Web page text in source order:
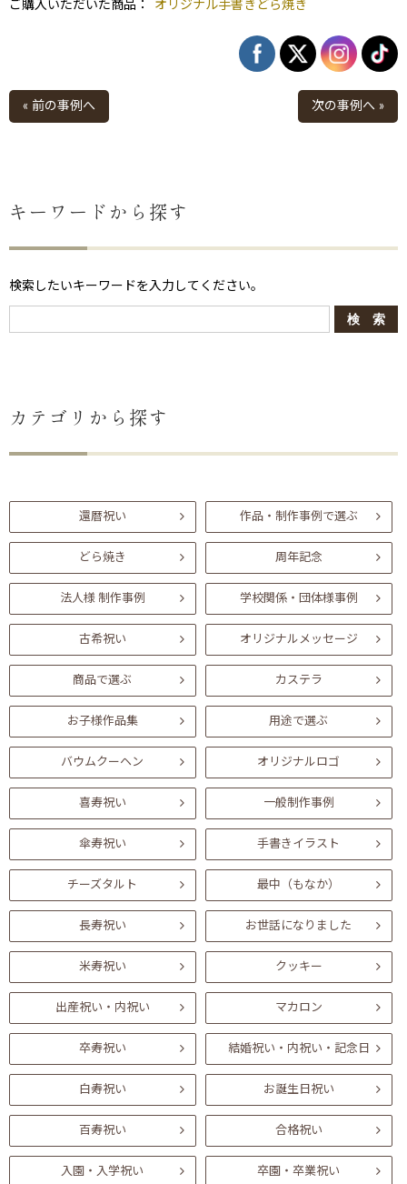
ご購入いただいた商品： オリジナル手書きどら焼き
« 前の事例へ 次の事例へ »
キーワードから探す
検索したいキーワードを入力してください。
カテゴリから探す
還暦祝い 作品・制作事例で選ぶ
どら焼き 周年記念
法人様 制作事例 学校関係・団体様事例
古希祝い オリジナルメッセージ
商品で選ぶ カステラ
お子様作品集 用途で選ぶ
バウムクーヘン オリジナルロゴ
喜寿祝い 一般制作事例
傘寿祝い 手書きイラスト
チーズタルト 最中（もなか）
長寿祝い お世話になりました
米寿祝い クッキー
出産祝い・内祝い マカロン
卒寿祝い 結婚祝い・内祝い・記念日
白寿祝い お誕生日祝い
百寿祝い 合格祝い
入園・入学祝い 卒園・卒業祝い